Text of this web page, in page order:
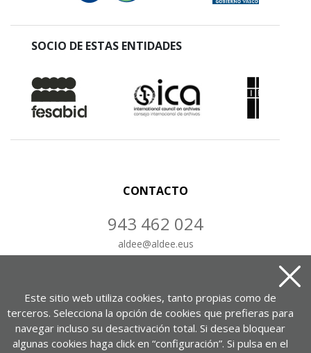
SOCIO DE ESTAS ENTIDADES
CONTACTO
943 462 024
aldee@aldee.eus
Este sitio web utiliza cookies, tanto propias como de
terceros. Selecciona la opción de cookies que prefieras para
navegar incluso su desactivación total. Si desea bloquear
algunas cookies haga click en “configuración”. Si pulsa en el